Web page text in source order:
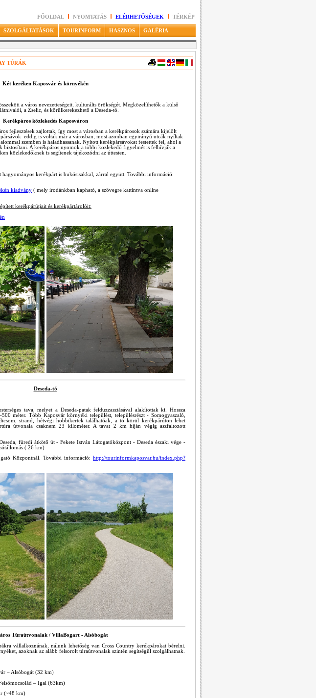
FŐOLDAL NYOMTATÁS ELÉRHETŐSÉGEK TÉRKÉP
SZOLGÁLTATÁSOK TOURINFORM HASZNOS GALÉRIA
TÚRÁK
Két keréken Kaposvár és környékén
a város nevezetteségeit, kulturális örökségét. Megközelíthetők a külső
a Zselic, és körülkerekezhető a Deseda-tó.
Kerékpáros közlekedés Kaposváron
fejlesztések zajlottak, így most a városban a kerékpárosok számára kijelölt
eddig is voltak már a városban, most azonban egyirányú utcák nyíltak
szemben is haladhassanak. Nyitott kerékpársávokat festettek fel, ahol a
biztosítani. A kerékpáros nyomok a többi közlekedő figyelmét is felhívják a
közlekedőknek is segítenek tájékozódni az úttesten.
kerékpárt is bukósisakkal, zárral együtt. További információ:
kiadvány ( mely irodánkban kapható, a szövegre kattintva online
kerékpárútjait és kerékpártárolóit:
Deseda-tó
tava, melyet a Deseda-patak felduzzasztásával alakítottak ki. Hossza
méter. Több Kaposvár környéki települést, településrészt - Somogyaszaló,
strand, hétvégi hobbikertek találhatóak, a tó körül kerékpárúton lehet
útvonala csaknem 23 kilométer. A tavat 2 km híján végig aszfaltozott
füredi átkötő út - Fekete István Látogatóközpont - Deseda északi vége -
( 26 km)
Központnál. További információ: http://tourinformkaposvar.hu/index.php?
Túraútvonalak / VillaBogart - Alsóbogát
vállalkoznának, nálunk lehetőség van Cross Country kerékpárokat bérelni.
azoknak az alább felsorolt túraútvonalak szintén segítségül szolgálhatnak.
– Alsóbogát (32 km)
– Igal (63km)
(~48 km)